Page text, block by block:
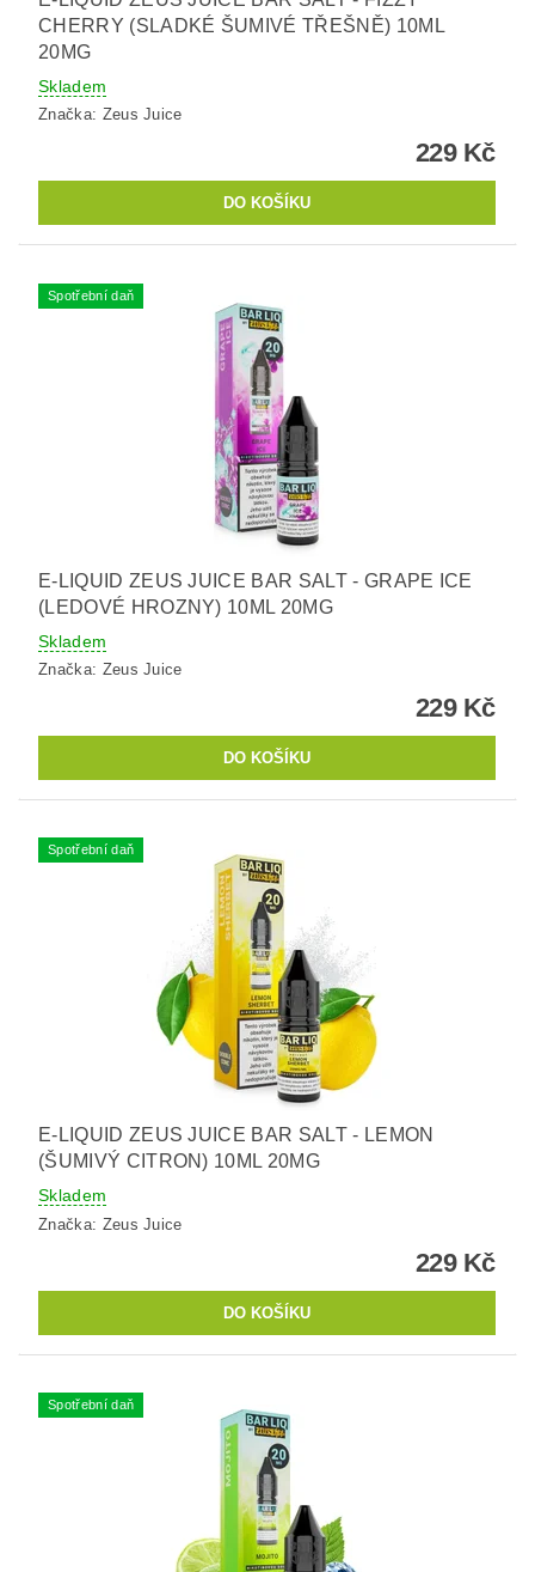
CHERRY (SLADKÉ ŠUMIVÉ TŘEŠNĚ) 10ML
20MG
Skladem
Značka: Zeus Juice
229 Kč
Spotřební daň
E-LIQUID ZEUS JUICE BAR SALT - GRAPE ICE
(LEDOVÉ HROZNY) 10ML 20MG
Skladem
Značka: Zeus Juice
229 Kč
Spotřební daň
E-LIQUID ZEUS JUICE BAR SALT - LEMON
(ŠUMIVÝ CITRON) 10ML 20MG
Skladem
Značka: Zeus Juice
229 Kč
Spotřební daň